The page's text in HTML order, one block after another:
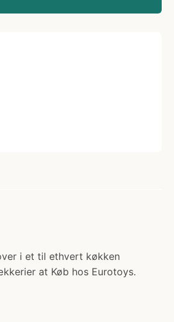
i et til ethvert køkken
at Køb hos Eurotoys.